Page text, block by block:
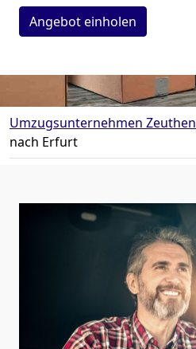
Angebot einholen
Umzugsunternehmen Zeuthen
nach Erfurt